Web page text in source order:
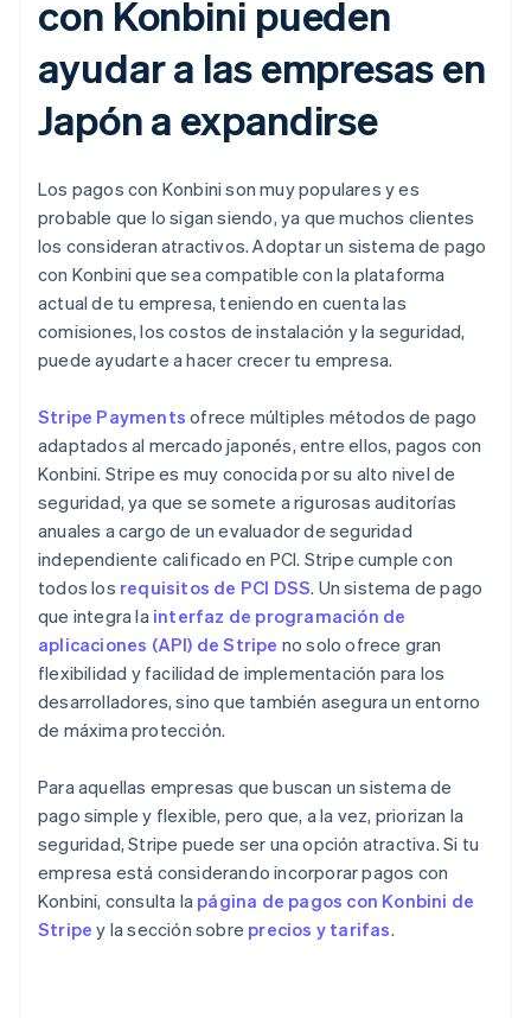
con Konbini pueden
ayudar a las empresas en
Japón a expandirse
Los pagos con Konbini son muy populares y es
probable que lo sigan siendo, ya que muchos clientes
los consideran atractivos. Adoptar un sistema de pago
con Konbini que sea compatible con la plataforma
actual de tu empresa, teniendo en cuenta las
comisiones, los costos de instalación y la seguridad,
puede ayudarte a hacer crecer tu empresa.
Stripe Payments ofrece múltiples métodos de pago
adaptados al mercado japonés, entre ellos, pagos con
Konbini. Stripe es muy conocida por su alto nivel de
seguridad, ya que se somete a rigurosas auditorías
anuales a cargo de un evaluador de seguridad
independiente calificado en PCI. Stripe cumple con
todos los requisitos de PCI DSS. Un sistema de pago
que integra la interfaz de programación de
aplicaciones (API) de Stripe no solo ofrece gran
flexibilidad y facilidad de implementación para los
desarrolladores, sino que también asegura un entorno
de máxima protección.
Para aquellas empresas que buscan un sistema de
pago simple y flexible, pero que, a la vez, priorizan la
seguridad, Stripe puede ser una opción atractiva. Si tu
empresa está considerando incorporar pagos con
Konbini, consulta la página de pagos con Konbini de
Stripe y la sección sobre precios y tarifas.